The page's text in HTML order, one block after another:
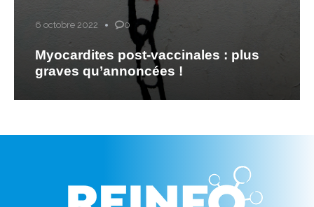
6 octobre 2022 0
Myocardites post-vaccinales : plus
graves qu’annoncées !